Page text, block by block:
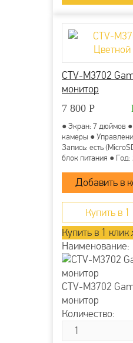
CTV-M3702
монитор
7 800 Р
● Экран: 7 дюймов
камеры ●
Запись: есть
блок питания ● Год:
Купить в 1
Купить в 1 клик
Наименование:
CTV-M3702
монитор
Количество: